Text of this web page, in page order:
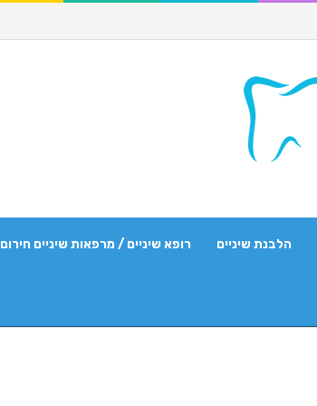
הלבנת שיניים רופא שיניים / מרפאות שיניים חירום